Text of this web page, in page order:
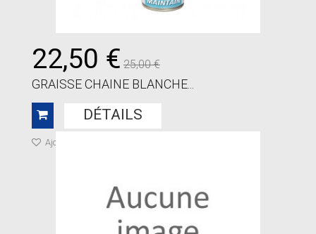
22,50 € 25,00 €
GRAISSE CHAINE BLANCHE...
DÉTAILS
Ajouter à ma liste de cadeaux